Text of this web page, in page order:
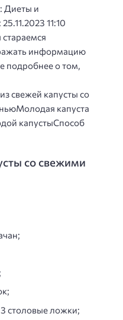
Диеты и
11:10
информацию
подробнее о том,
свежей капусты со
капуста
капустыСпособ
со свежими
столовые ложки;